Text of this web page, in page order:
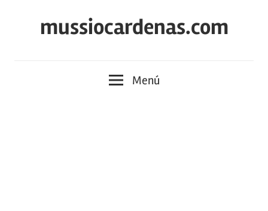
mussiocardenas.com
Menú